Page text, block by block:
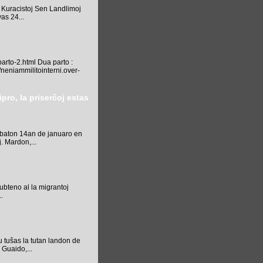
Sen Landlimoj
24...
2.html Dua parto :
la priserĉoj estas
14an de januaro en
al la migrantoj
tuŝas la tutan landon de